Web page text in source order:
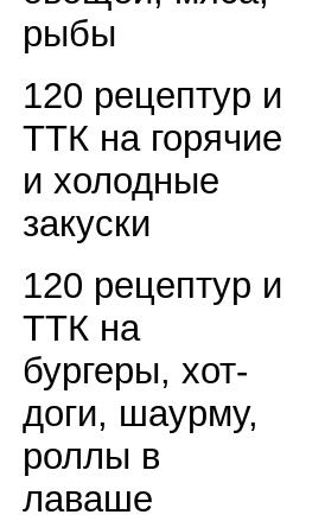
рыбы
120 рецептур и
ТТК на горячие
и холодные
закуски
120 рецептур и
ТТК на
бургеры, хот-
доги, шаурму,
роллы в
лаваше